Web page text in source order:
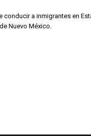
conducir a inmigrantes en
Nuevo México.